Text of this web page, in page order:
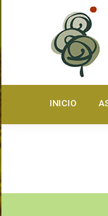
INICIO